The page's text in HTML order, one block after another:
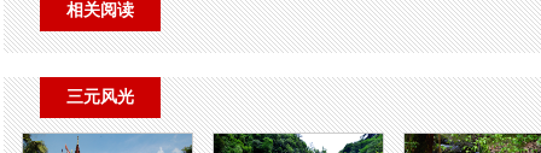
相关阅读
三元风光